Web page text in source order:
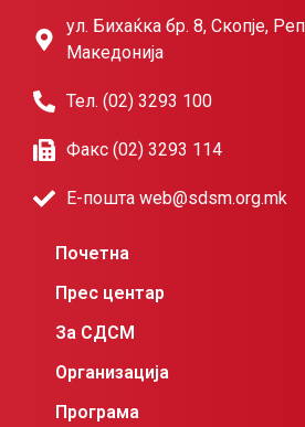
ул. Бихаќка бр. 8, Скопје,
Македонија
Тел. (02) 3293 100
Факс (02) 3293 114
Е-пошта web@sdsm.org.mk
Почетна
Прес центар
За СДСМ
Организација
Програма